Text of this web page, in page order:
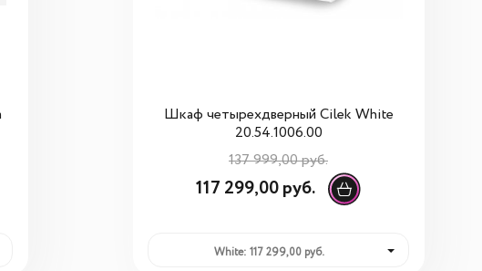
Шкаф четырехдверный Cilek White
20.54.1006.00
137 999,00 руб.
117 299,00 руб.
White: 117 299,00 руб.